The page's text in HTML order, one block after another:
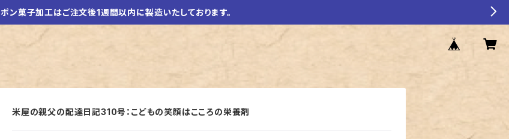
ポン菓子加工はご注文後1週間以内に製造いたしております。
米屋の親父の配達日記310号：こどもの笑顔はこころの栄養剤